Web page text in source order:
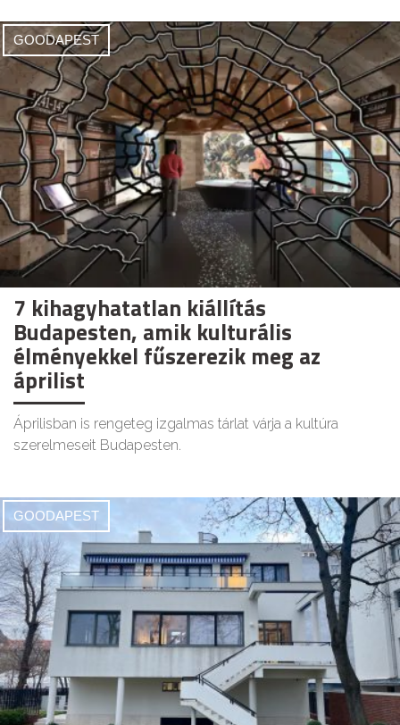
GOODAPEST
7 kihagyhatatlan kiállítás
Budapesten, amik kulturális
élményekkel fűszerezik meg az
áprilist
Áprilisban is rengeteg izgalmas tárlat várja a kultúra
szerelmeseit Budapesten.
GOODAPEST